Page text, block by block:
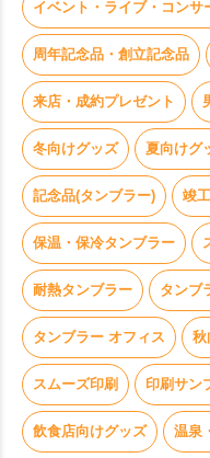
イベント・ライブ・コンサ
周年記念品・創立記念品
来店・成約プレゼント
冬向けグッズ 夏向けグ
記念品(タンブラー) 竣
保温・保冷タンブラー
耐熱タンブラー タンブ
タンブラー オフィス 秋
スムーズ印刷 印刷サン
飲食店向けグッズ 温泉